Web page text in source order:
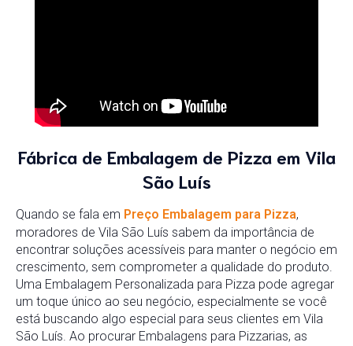
Fábrica de Embalagem de Pizza em Vila
São Luís
Quando se fala em Preço Embalagem para Pizza,
moradores de Vila São Luís sabem da importância de
encontrar soluções acessíveis para manter o negócio em
crescimento, sem comprometer a qualidade do produto.
Uma Embalagem Personalizada para Pizza pode agregar
um toque único ao seu negócio, especialmente se você
está buscando algo especial para seus clientes em Vila
São Luís. Ao procurar Embalagens para Pizzarias, as